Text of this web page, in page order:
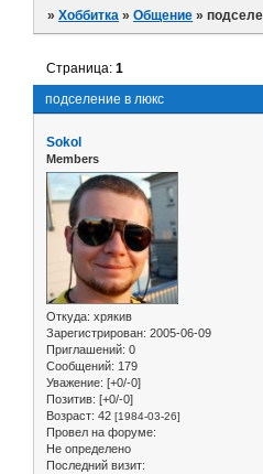
»Хоббитка »Общение »
подселение в люкс
Страница:1
Sokol
Members
Откуда: хрякив
Зарегистрирован: 2005-06-09
Приглашений: 0
Сообщений: 179
Уважение: [+0/-0]
Позитив: [+0/-0]
Возраст: 42 [1984-03-26]
Провел на форуме:
Не определено
Последний визит: